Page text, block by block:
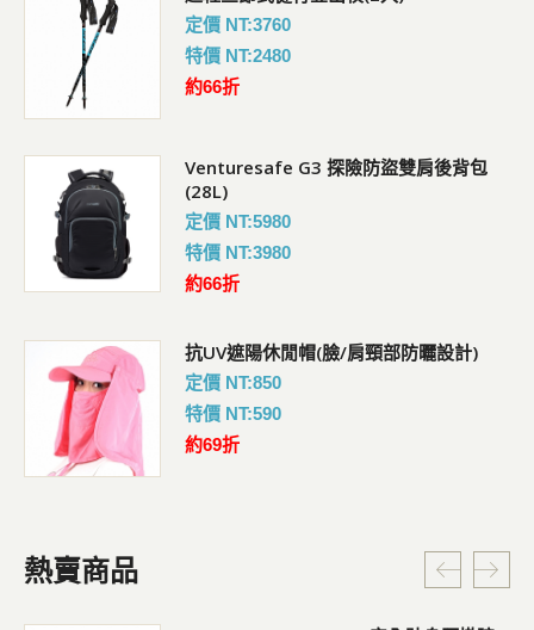
定價 NT:3760
特價 NT:2480
約66折
Venturesafe G3 探險防盜雙肩後背包
(28L)
定價 NT:5980
特價 NT:3980
約66折
抗UV遮陽休閒帽(臉/肩頸部防曬設計)
定價 NT:850
特價 NT:590
約69折
熱賣商品